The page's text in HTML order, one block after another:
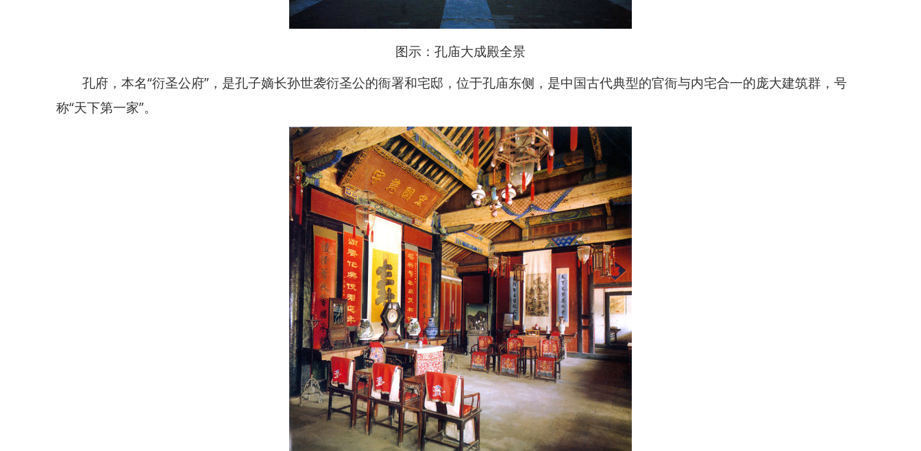
图示：孔庙大成殿全景
孔府，本名“衍圣公府”，是孔子嫡长孙世袭衍圣公的衙署和宅邸，位于孔庙东侧，是中国古代典型的官衙与内宅合一的庞大建筑群，号
称“天下第一家”。